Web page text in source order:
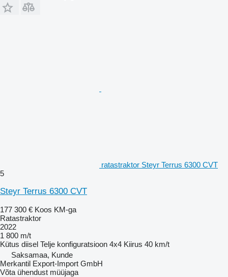
ratastraktor Steyr Terrus 6300 CVT
5
Steyr Terrus 6300 CVT
177 300 € Koos KM-ga
Ratastraktor
2022
1 800 m/t
Kütus diisel Telje konfiguratsioon 4x4 Kiirus 40 km/t
Saksamaa, Kunde
Merkantil Export-Import GmbH
Võta ühendust müüjaga